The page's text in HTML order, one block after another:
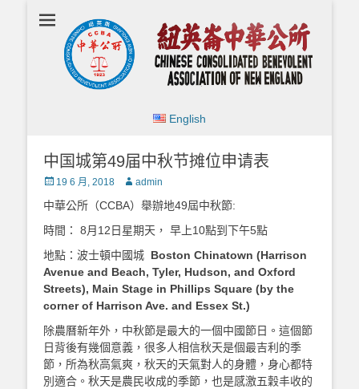
Chinese
Consolidated
Benevolent
English
中国城第49届中秋节摊位申请表
Posted
19 6 月, 2018 Author
admin
中華公所（CCBA）舉辦地49屆中秋節:
時間： 8月12日星期天， 早上10點到下午5點
地點：波士頓中國城 Boston Chinatown (Harrison
Avenue and Beach, Tyler, Hudson, and Oxford
Streets), Main Stage in Phillips Square (by the
corner of Harrison Ave. and Essex St.)
除農曆新年外，中秋節是最大的一個中國節日。這個節
日背後有幾個意義，很多人相信秋天是個最吉利的季
節，所為秋高氣爽，秋天的天氣對人的身體，身心都特
別適合。秋天是農民收成的季節，也是感激五穀丰收的